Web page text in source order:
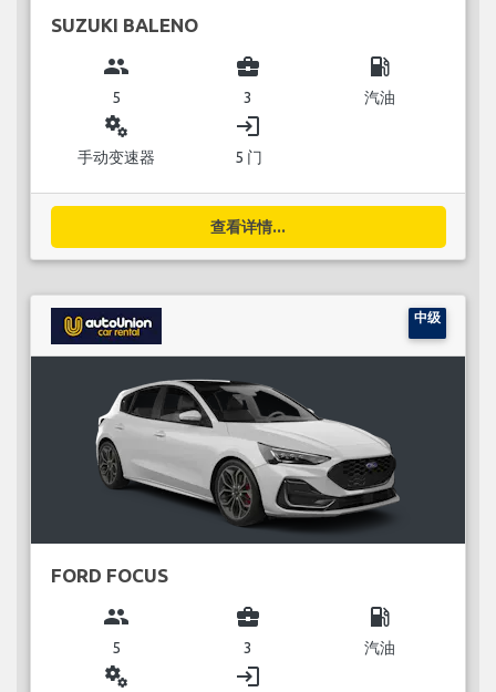
SUZUKI BALENO
group
5
business_center
3
local_gas_station
汽油
miscellaneous_services
手动变速器
login
5 门
查看详情...
中级
FORD FOCUS
group
5
business_center
3
local_gas_station
汽油
miscellaneous_services login